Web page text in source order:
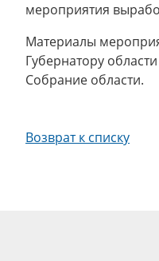
мероприятия
Материалы
Губернатору
Собрание области.
Возврат к списку